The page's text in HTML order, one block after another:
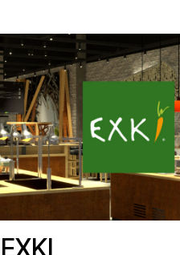
EXKI